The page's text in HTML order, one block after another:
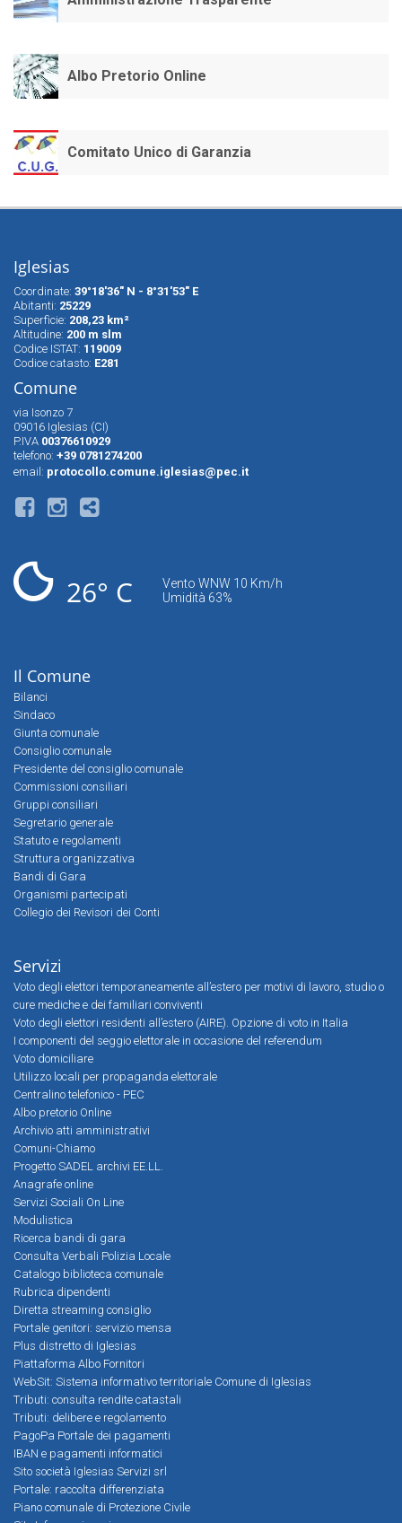
Albo Pretorio Online
Comitato Unico di Garanzia
Iglesias
Coordinate: 39°18'36" N - 8°31'53" E
Abitanti: 25229
Superfìcie: 208,23 km²
Altitudine: 200 m slm
Codice ISTAT: 119009
Codice catasto: E281
Comune
via Isonzo 7
09016 Iglesias (CI)
P.IVA 00376610929
telefono: +39 0781274200
email: protocollo.comune.iglesias@pec.it
26° C
Vento WNW 10 Km/h
Umidità 63%
Il Comune
Bilanci
Sindaco
Giunta comunale
Consiglio comunale
Presidente del consiglio comunale
Commissioni consiliari
Gruppi consiliari
Segretario generale
Statuto e regolamenti
Struttura organizzativa
Bandi di Gara
Organismi partecipati
Collegio dei Revisori dei Conti
Servizi
Voto degli elettori temporaneamente all’estero per motivi di lavoro, studio o
cure mediche e dei familiari conviventi
Voto degli elettori residenti all’estero (AIRE). Opzione di voto in Italia
I componenti del seggio elettorale in occasione del referendum
Voto domiciliare
Utilizzo locali per propaganda elettorale
Centralino telefonico - PEC
Albo pretorio Online
Archivio atti amministrativi
Comuni-Chiamo
Progetto SADEL archivi EE.LL.
Anagrafe online
Servizi Sociali On Line
Modulistica
Ricerca bandi di gara
Consulta Verbali Polizia Locale
Catalogo biblioteca comunale
Rubrica dipendenti
Diretta streaming consiglio
Portale genitori: servizio mensa
Plus distretto di Iglesias
Piattaforma Albo Fornitori
WebSit: Sistema informativo territoriale Comune di Iglesias
Tributi: consulta rendite catastali
Tributi: delibere e regolamento
PagoPa Portale dei pagamenti
IBAN e pagamenti informatici
Sito società Iglesias Servizi srl
Portale: raccolta differenziata
Piano comunale di Protezione Civile